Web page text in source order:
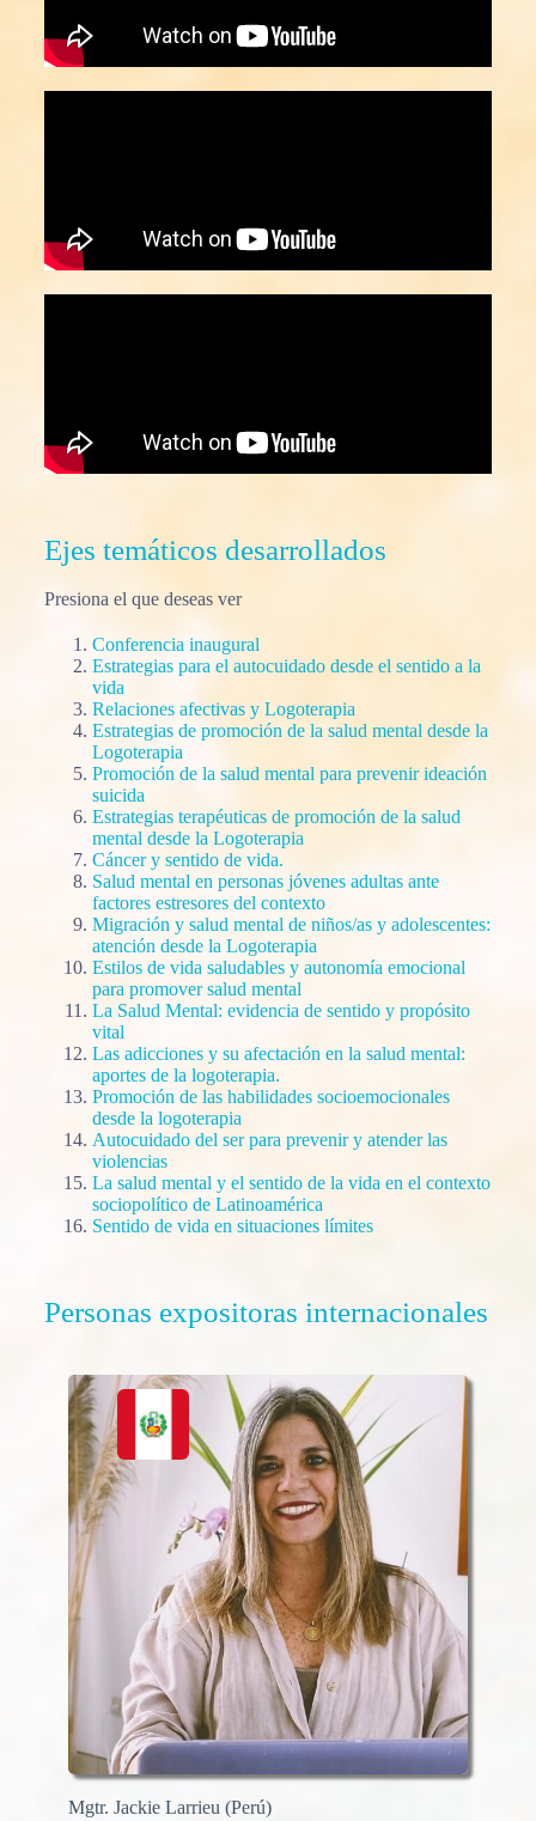
Ejes temáticos desarrollados
Presiona el que deseas ver
Conferencia inaugural
Estrategias para el autocuidado desde el sentido a la
vida
Relaciones afectivas y Logoterapia
Estrategias de promoción de la salud mental desde la
Logoterapia
Promoción de la salud mental para prevenir ideación
suicida
Estrategias terapéuticas de promoción de la salud
mental desde la Logoterapia
Cáncer y sentido de vida.
Salud mental en personas jóvenes adultas ante
factores estresores del contexto
Migración y salud mental de niños/as y adolescentes:
atención desde la Logoterapia
Estilos de vida saludables y autonomía emocional
para promover salud mental
La Salud Mental: evidencia de sentido y propósito
vital
Las adicciones y su afectación en la salud mental:
aportes de la logoterapia.
Promoción de las habilidades socioemocionales
desde la logoterapia
Autocuidado del ser para prevenir y atender las
violencias
La salud mental y el sentido de la vida en el contexto
sociopolítico de Latinoamérica
Sentido de vida en situaciones límites
Personas expositoras internacionales
Mgtr. Jackie Larrieu (Perú)